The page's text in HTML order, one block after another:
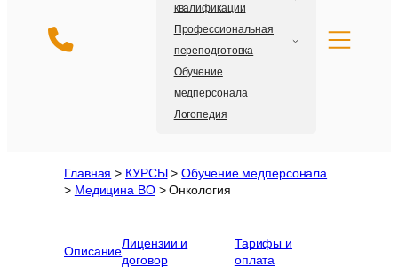
квалификации
Профессиональная
переподготовка
Обучение
медперсонала
Логопедия
Главная > КУРСЫ>Обучение медперсонала
> Медицина ВО>Онкология
Описание
Лицензии и
договор
Тарифы и
оплата